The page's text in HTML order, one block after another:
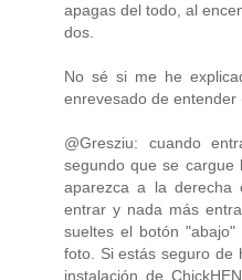
apagas del todo, al
dos.
No sé si me he
enrevesado de
@Gresziu: cuando
segundo que se cargue
aparezca a la
entrar y nada más
sueltes el botón
foto. Si estás seguro de
instalación de